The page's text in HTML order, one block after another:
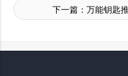
下一篇：万能钥匙